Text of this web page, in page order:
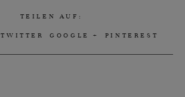
TEILEN AUF:
TWITTER GOOGLE + PINTEREST